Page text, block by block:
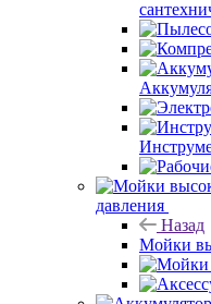
давления
Назад
Мойки